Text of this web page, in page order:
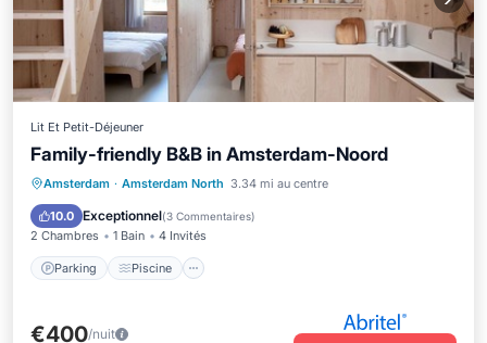
Lit Et Petit-Déjeuner
Family-friendly B&B in Amsterdam-Noord
Amsterdam · Amsterdam North 3.34 mi au centre
10.0 Exceptionnel(3 Commentaires)
2 Chambres 1 Bain 4 Invités
Parking Piscine
Parking Piscine
Cuisine
Internet
€400/nuit